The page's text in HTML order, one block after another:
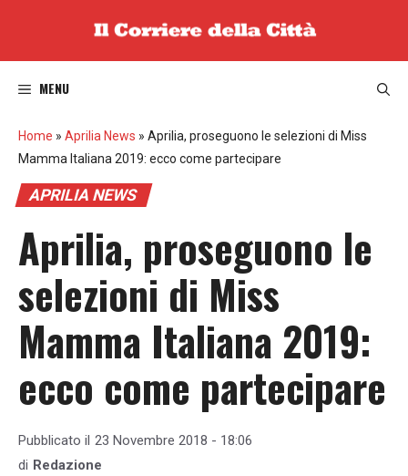
MENU
Home » Aprilia News » Aprilia, proseguono le selezioni di Miss
Mamma Italiana 2019: ecco come partecipare
APRILIA NEWS
Aprilia, proseguono le
selezioni di Miss
Mamma Italiana 2019:
ecco come partecipare
Pubblicato il 23 Novembre 2018 - 18:06
di Redazione